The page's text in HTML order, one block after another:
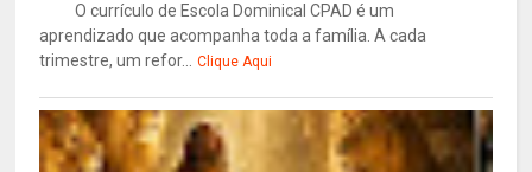
O currículo de Escola Dominical CPAD é um
aprendizado que acompanha toda a família. A cada
trimestre, um refor... Clique Aqui